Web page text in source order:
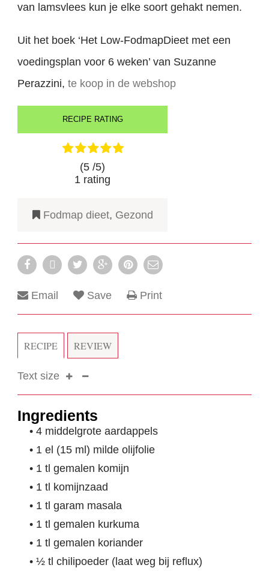
van lamsvlees kun je elke soort gehakt nemen.
Uit het boek ‘Het Low-FodmapDieet met een
voedingsplan voor 6 weken’ van Suzanne
Perazzini,te koop in de webshop
RECIPE RATING
(5 /5)
1 rating
Fodmap dieet, Gezond
Email Save Print
RECIPE REVIEW
Text size
Ingredients
• 4 middelgrote aardappels
• 1 el (15 ml) milde olijfolie
• 1 tl gemalen komijn
• 1 tl komijnzaad
• 1 tl garam masala
• 1 tl gemalen kurkuma
• 1 tl gemalen koriander
• ½ tl chilipoeder (laat weg bij reflux)